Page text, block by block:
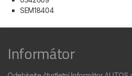
SEM18404
Informátor